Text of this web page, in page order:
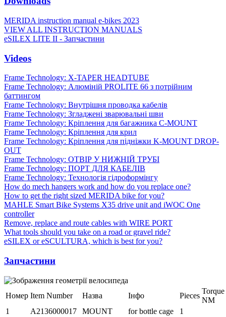
MERIDA instruction manual e-bikes 2023
VIEW ALL INSTRUCTION MANUALS
eSILEX LITE II - Запчастини
Videos
Frame Technology: X-TAPER HEADTUBE
Frame Technology: Алюміній PROLITE 66 з потрійним
баттингом
Frame Technology: Внутрішня проводка кабелів
Frame Technology: Згладжені зварювальні шви
Frame Technology: Кріплення для багажника C-MOUNT
Frame Technology: Кріплення для крил
Frame Technology: Кріплення для підніжки K-MOUNT DROP-
OUT
Frame Technology: ОТВІР У НИЖНІЙ ТРУБІ
Frame Technology: ПОРТ ДЛЯ КАБЕЛІВ
Frame Technology: Технологія гідроформінгу
How do mech hangers work and how do you replace one?
How to get the right sized MERIDA bike for you?
MAHLE Smart Bike Systems X35 drive unit and iWOC One
controller
Remove, replace and route cables with WIRE PORT
What tools should you take on a road or gravel ride?
eSILEX or eSCULTURA, which is best for you?
Запчастини
Номер Item Number Назва Інфо Pieces
Torque
NM
1
A2136000017 MOUNT for bottle cage
1